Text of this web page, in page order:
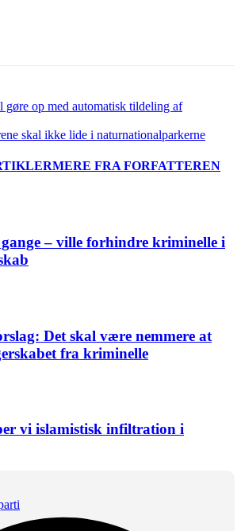
gøre op med automatisk tildeling af
skal ikke lide i naturnationalparkerne
MERE FRA FORFATTEREN
gange – ville forhindre kriminelle i
Det skal være nemmere at
fra kriminelle
vi islamistisk infiltration i